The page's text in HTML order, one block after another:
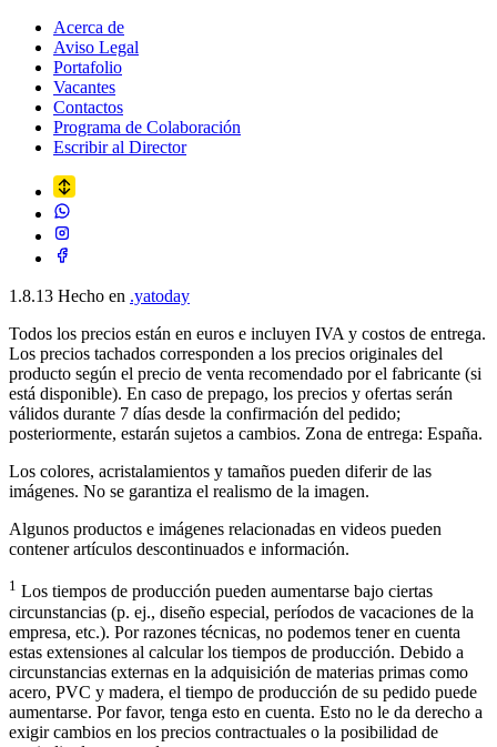
Acerca de
Aviso Legal
Portafolio
Vacantes
Contactos
Programa de Colaboración
Escribir al Director
1.8.13 Hecho en .yatoday
Todos los precios están en euros e incluyen IVA y costos de entrega.
Los precios tachados corresponden a los precios originales del
producto según el precio de venta recomendado por el fabricante (si
está disponible). En caso de prepago, los precios y ofertas serán
válidos durante 7 días desde la confirmación del pedido;
posteriormente, estarán sujetos a cambios. Zona de entrega: España.
Los colores, acristalamientos y tamaños pueden diferir de las
imágenes. No se garantiza el realismo de la imagen.
Algunos productos e imágenes relacionadas en videos pueden
contener artículos descontinuados e información.
1 Los tiempos de producción pueden aumentarse bajo ciertas
circunstancias (p. ej., diseño especial, períodos de vacaciones de la
empresa, etc.). Por razones técnicas, no podemos tener en cuenta
estas extensiones al calcular los tiempos de producción. Debido a
circunstancias externas en la adquisición de materias primas como
acero, PVC y madera, el tiempo de producción de su pedido puede
aumentarse. Por favor, tenga esto en cuenta. Esto no le da derecho a
exigir cambios en los precios contractuales o la posibilidad de